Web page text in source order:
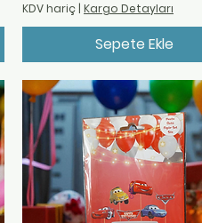
KDV hariç | Kargo Detayları
Sepete Ekle